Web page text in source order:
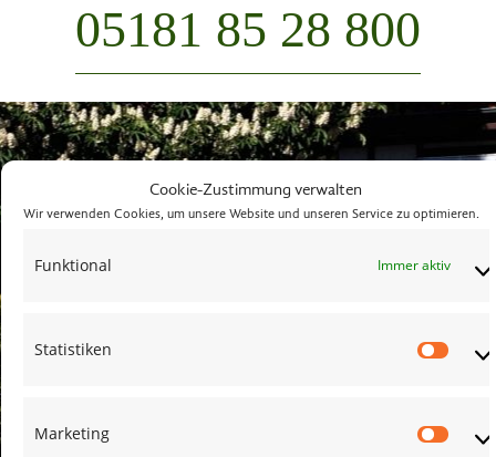
Cookie-Zustimmung verwalten
Wir verwenden Cookies, um unsere Website und unseren Service zu optimieren.
Funktional Immer aktiv
Statistiken
Marketing
05181 85 28 800